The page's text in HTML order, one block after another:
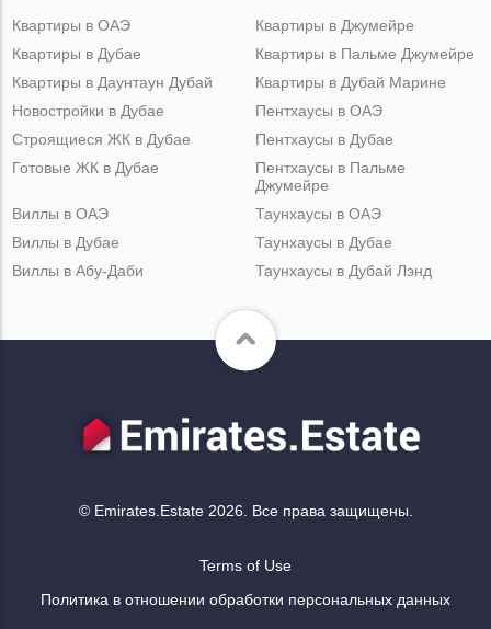
Квартиры в ОАЭ
Квартиры в Дубае
Квартиры в Даунтаун Дубай
Квартиры в Джумейре
Квартиры в Пальме Джумейре
Квартиры в Дубай Марине
Новостройки в Дубае
Строящиеся ЖК в Дубае
Готовые ЖК в Дубае
Пентхаусы в ОАЭ
Пентхаусы в Дубае
Пентхаусы в Пальме
Джумейре
Виллы в ОАЭ
Виллы в Дубае
Виллы в Абу-Даби
Таунхаусы в ОАЭ
Таунхаусы в Дубае
Таунхаусы в Дубай Лэнд
© Emirates.Estate 2026. Все права защищены.
Terms of Use
Политика в отношении обработки персональных данных